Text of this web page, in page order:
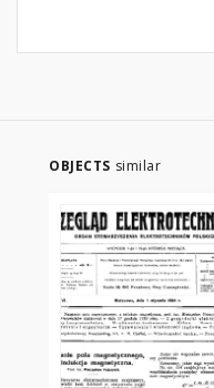
OBJECTS similar